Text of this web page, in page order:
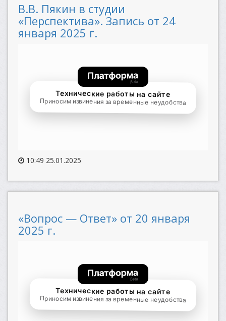
В.В. Пякин в студии
«Перспектива». Запись от 24
января 2025 г.
10:49 25.01.2025
«Вопрос — Ответ» от 20 января
2025 г.